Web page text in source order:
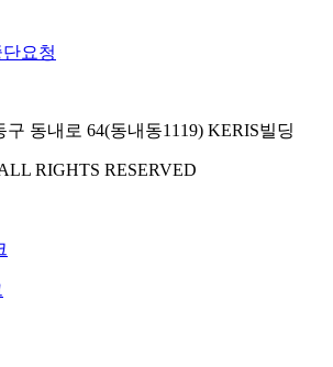
요청
구 동내로 64(동내동1119) KERIS빌딩
RIGHTS RESERVED